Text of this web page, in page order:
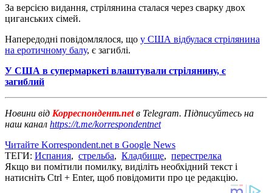
За версією видання, стрілянина сталася через сварку двох
циганських сімей.
Напередодні повідомлялося, що у США відбулася стрілянина
на еротичному балу, є загиблі.
У США в супермаркеті влаштували стрілянину, є
загиблий
Новини від Корреспондент.netв Telegram. Підписуйтесь на
наш канал https://t.me/korrespondentnet
Читайте Korrespondent.net в Google News
ТЕГИ: Испания, стрельба, Кладбище, перестрелка
Якщо ви помітили помилку, виділіть необхідний текст і
натисніть Ctrl + Enter, щоб повідомити про це редакцію.